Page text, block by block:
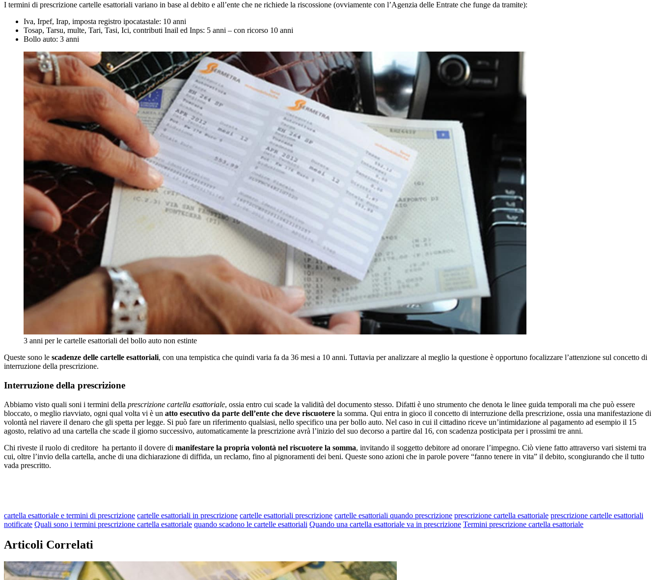
I termini di prescrizione cartelle esattoriali variano in base al debito e all’ente che ne richiede la riscossione (ovviamente con l’Agenzia delle Entrate che funge da tramite):
Iva, Irpef, Irap, imposta registro ipocatastale: 10 anni
Tosap, Tarsu, multe, Tari, Tasi, Ici, contributi Inail ed Inps: 5 anni – con ricorso 10 anni
Bollo auto: 3 anni
3 anni per le cartelle esattoriali del bollo auto non estinte
Queste sono le scadenze delle cartelle esattoriali, con una tempistica che quindi varia fa da 36 mesi a 10 anni. Tuttavia per analizzare al meglio la questione è opportuno focalizzare l’attenzione sul concetto di
interruzione della prescrizione.
Interruzione della prescrizione
Abbiamo visto quali soni i termini della prescrizione cartella esattoriale, ossia entro cui scade la validità del documento stesso. Difatti è uno strumento che denota le linee guida temporali ma che può essere
bloccato, o meglio riavviato, ogni qual volta vi è un atto esecutivo da parte dell’ente che deve riscuotere la somma. Qui entra in gioco il concetto di interruzione della prescrizione, ossia una manifestazione di
volontà nel riavere il denaro che gli spetta per legge. Si può fare un riferimento qualsiasi, nello specifico una per bollo auto. Nel caso in cui il cittadino riceve un’intimidazione al pagamento ad esempio il 15
agosto, relativo ad una cartella che scade il giorno successivo, automaticamente la prescrizione avrà l’inizio del suo decorso a partire dal 16, con scadenza posticipata per i prossimi tre anni.
Chi riveste il ruolo di creditore ha pertanto il dovere di manifestare la propria volontà nel riscuotere la somma, invitando il soggetto debitore ad onorare l’impegno. Ciò viene fatto attraverso vari sistemi tra
cui, oltre l’invio della cartella, anche di una dichiarazione di diffida, un reclamo, fino al pignoramenti dei beni. Queste sono azioni che in parole povere “fanno tenere in vita” il debito, scongiurando che il tutto
vada prescritto.
cartella esattoriale e termini di prescrizione cartelle esattoriali in prescrizione cartelle esattoriali prescrizione cartelle esattoriali quando prescrizione prescrizione cartella esattoriale prescrizione cartelle esattoriali
notificate Quali sono i termini prescrizione cartella esattoriale quando scadono le cartelle esattoriali Quando una cartella esattoriale va in prescrizione Termini prescrizione cartella esattoriale
Articoli Correlati